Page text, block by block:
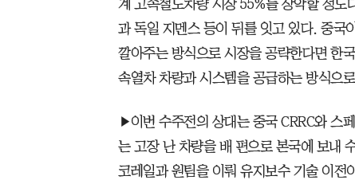
계 고속철도차량 시장 55%를 장악할 정도
과 독일 지멘스 등이 뒤를 잇고 있다. 중국
깔아주는 방식으로 시장을 공략한다면 한
속열차 차량과 시스템을 공급하는 방식으
▶이번 수주전의 상대는 중국 CRRC와 스
는 고장 난 차량을 배 편으로 본국에 보내
코레일과 원팀을 이뤄 유지보수 기술 이전